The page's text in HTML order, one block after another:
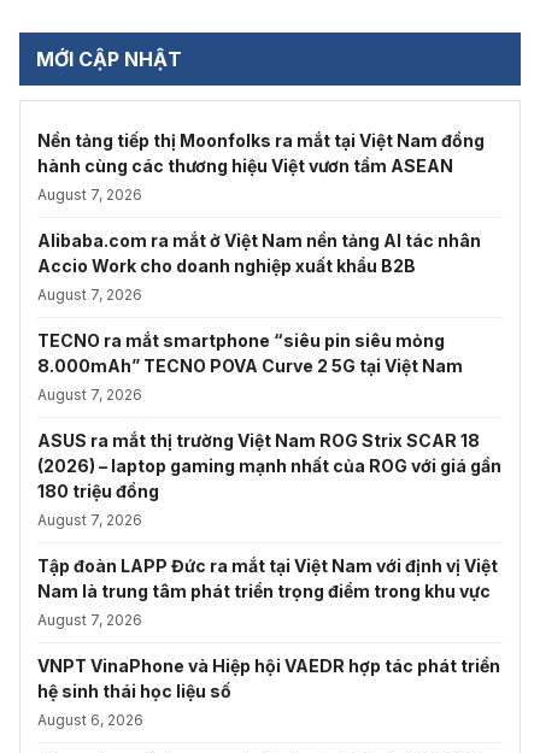
MỚI CẬP NHẬT
Nền tảng tiếp thị Moonfolks ra mắt tại Việt Nam đồng
hành cùng các thương hiệu Việt vươn tầm ASEAN
August 7, 2026
Alibaba.com ra mắt ở Việt Nam nền tảng AI tác nhân
Accio Work cho doanh nghiệp xuất khẩu B2B
August 7, 2026
TECNO ra mắt smartphone “siêu pin siêu mỏng
8.000mAh” TECNO POVA Curve 2 5G tại Việt Nam
August 7, 2026
ASUS ra mắt thị trường Việt Nam ROG Strix SCAR 18
(2026) – laptop gaming mạnh nhất của ROG với giá gần
180 triệu đồng
August 7, 2026
Tập đoàn LAPP Đức ra mắt tại Việt Nam với định vị Việt
Nam là trung tâm phát triển trọng điểm trong khu vực
August 7, 2026
VNPT VinaPhone và Hiệp hội VAEDR hợp tác phát triển
hệ sinh thái học liệu số
August 6, 2026